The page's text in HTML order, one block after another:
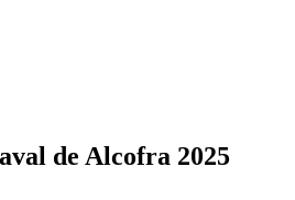
de Alcofra 2025